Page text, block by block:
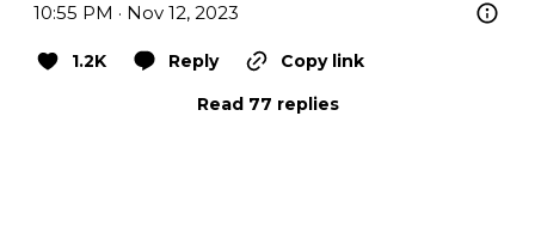
10:55 PM · Nov 12, 2023
1.2K Reply
Copy link
Read 77 replies